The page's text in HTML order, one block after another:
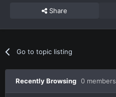
Share
Go to topic listing
Recently Browsing 0 members